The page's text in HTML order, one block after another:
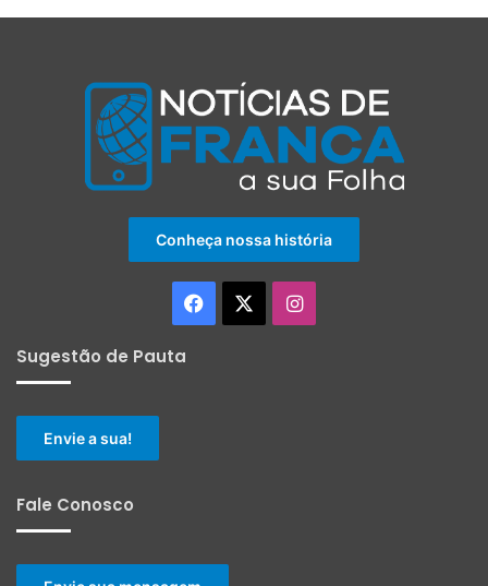
Conheça nossa história
Facebook Instagram
Sugestão de Pauta
Envie a sua!
Fale Conosco